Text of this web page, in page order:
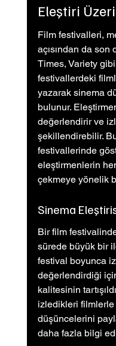
Eleştiri
Film festivalleri,
açısından da son
Times, Variety
festivallerdeki
yazarak sinema
bulunur.
değerlendirir ve
şekillendirebilir.
festivallerinde
eleştirmenlerin
çekmeye yönelik
Sinema
Bir film
sürede büyük bir
festival boyunca
değerlendirdiği
kalitesinin
izledikleri
düşüncelerini
daha fazla bilgi